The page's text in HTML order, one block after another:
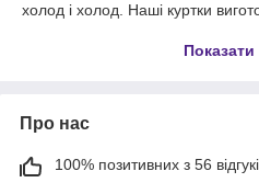
холод і холод. Наші куртки
угорського виробництва вразять
відмінно витримують вплив
Показати
Про нас
100% позитивних з 56